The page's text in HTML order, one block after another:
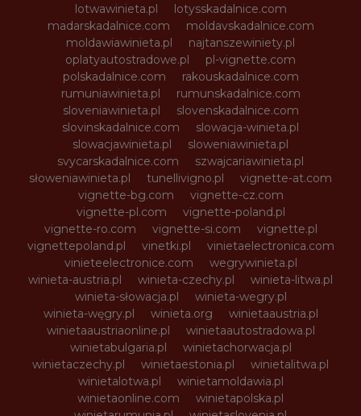
lotwawinieta.pl
lotysskadalnice.com
madarskadalnice.com
moldavskadalnice.com
moldawiawinieta.pl
najtanszewiniety.pl
oplatyautostradowe.pl
pl-vignette.com
polskadalnice.com
rakouskadalnice.com
rumuniawinieta.pl
rumunskadalnice.com
sloveniawinieta.pl
slovenskadalnice.com
slovinskadalnice.com
slowacja-winieta.pl
slowacjawinieta.pl
sloweniawinieta.pl
svycarskadalnice.com
szwajcariawinieta.pl
słoweniawinieta.pl
tunellivigno.pl
vignette-at.com
vignette-bg.com
vignette-cz.com
vignette-pl.com
vignette-poland.pl
vignette-ro.com
vignette-si.com
vignette.pl
vignettepoland.pl
vinetki.pl
vinietaelectronica.com
vinieteelectronice.com
wegrywinieta.pl
winieta-austria.pl
winieta-czechy.pl
winieta-litwa.pl
winieta-słowacja.pl
winieta-wegry.pl
winieta-węgry.pl
winieta.org
winietaaustria.pl
winietaaustriaonline.pl
winietaautostradowa.pl
winietabulgaria.pl
winietachorwacja.pl
winietaczechy.pl
winietaestonia.pl
winietalitwa.pl
winietalotwa.pl
winietamoldawia.pl
winietaonline.com
winietapolska.pl